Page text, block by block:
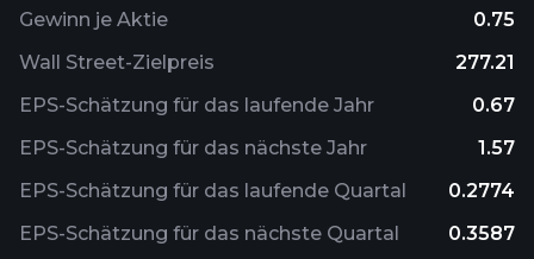
Gewinn je Aktie
0.75
Wall Street-Zielpreis
277.21
EPS-Schätzung für das laufende Jahr
0.67
EPS-Schätzung für das nächste Jahr
1.57
EPS-Schätzung für das laufende Quartal
0.2774
EPS-Schätzung für das nächste Quartal
0.3587